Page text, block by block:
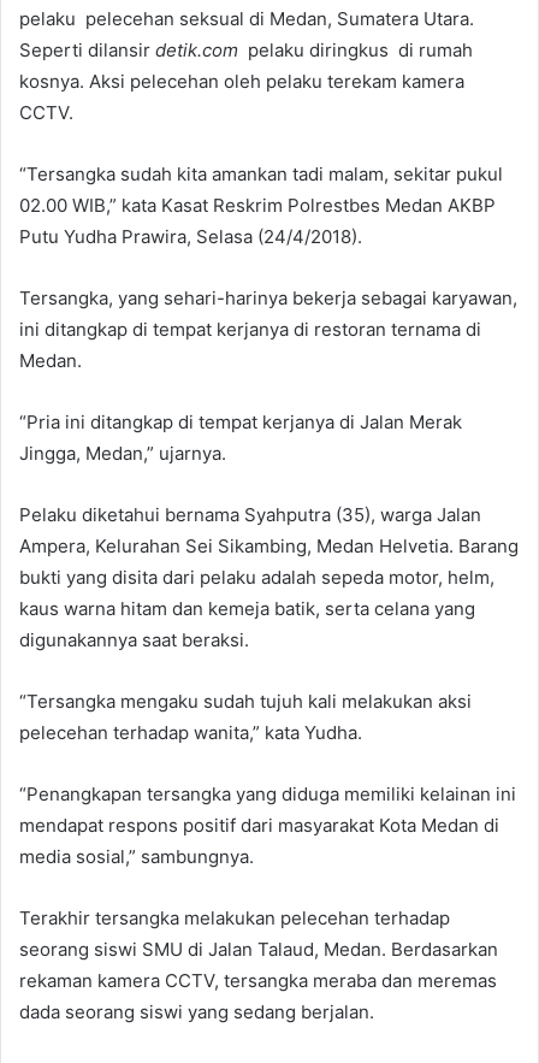
pelaku pelecehan seksual di Medan, Sumatera Utara.
Seperti dilansir detik.com pelaku diringkus di rumah
kosnya. Aksi pelecehan oleh pelaku terekam kamera
CCTV.
“Tersangka sudah kita amankan tadi malam, sekitar pukul
02.00 WIB,” kata Kasat Reskrim Polrestbes Medan AKBP
Putu Yudha Prawira, Selasa (24/4/2018).
Tersangka, yang sehari-harinya bekerja sebagai karyawan,
ini ditangkap di tempat kerjanya di restoran ternama di
Medan.
“Pria ini ditangkap di tempat kerjanya di Jalan Merak
Jingga, Medan,” ujarnya.
Pelaku diketahui bernama Syahputra (35), warga Jalan
Ampera, Kelurahan Sei Sikambing, Medan Helvetia. Barang
bukti yang disita dari pelaku adalah sepeda motor, helm,
kaus warna hitam dan kemeja batik, serta celana yang
digunakannya saat beraksi.
“Tersangka mengaku sudah tujuh kali melakukan aksi
pelecehan terhadap wanita,” kata Yudha.
“Penangkapan tersangka yang diduga memiliki kelainan ini
mendapat respons positif dari masyarakat Kota Medan di
media sosial,” sambungnya.
Terakhir tersangka melakukan pelecehan terhadap
seorang siswi SMU di Jalan Talaud, Medan. Berdasarkan
rekaman kamera CCTV, tersangka meraba dan meremas
dada seorang siswi yang sedang berjalan.